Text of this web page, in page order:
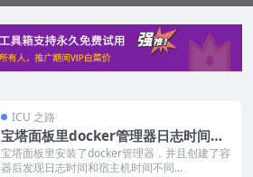
ICU 之路
宝塔面板里docker管理器日志时间不
同步解决办法
宝塔面板里安装了docker管理器，并且创建了容
器后发现日志时间和宿主机时间不同...